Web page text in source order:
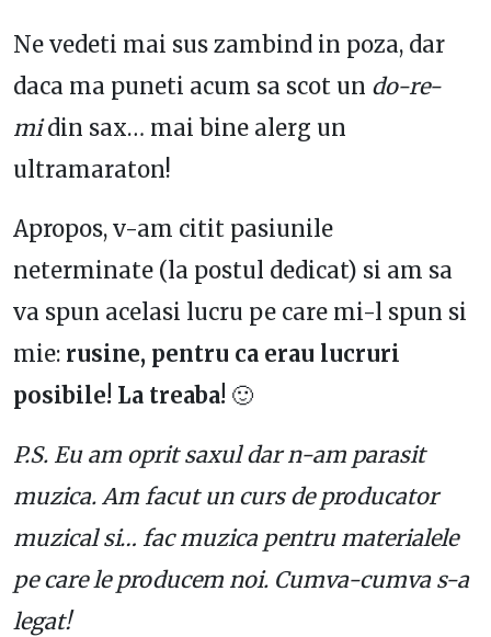
Ne vedeti mai sus zambind in poza, dar
daca ma puneti acum sa scot un do-re-
midin sax… mai bine alerg un
ultramaraton!
Apropos, v-am citit pasiunile
neterminate (la postul dedicat) si am sa
va spun acelasi lucru pe care mi-l spun si
mie: rusine, pentru ca erau lucruri
posibile! La treaba! 🙂
P.S. Eu am oprit saxul dar n-am parasit
muzica. Am facut un curs de producator
muzical si… fac muzica pentru materialele
pe care le producem noi. Cumva-cumva s-a
legat!